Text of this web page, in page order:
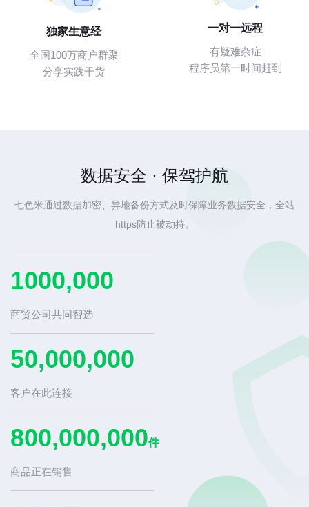
独家生意经
全国100万商户群聚
分享实践干货
一对一远程
有疑难杂症
程序员第一时间赶到
数据安全 · 保驾护航
七色米通过数据加密、异地备份方式及时保障业务数据安全，全站
https防止被劫持。
1000,000
商贸公司共同智选
50,000,000
客户在此连接
800,000,000件
商品正在销售